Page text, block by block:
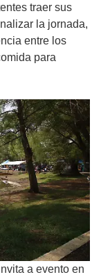
traer sus
la jornada,
entre los
para
a evento en